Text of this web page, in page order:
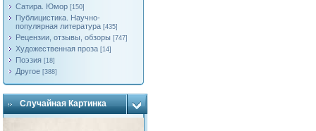
Сатира. Юмор [150]
Публицистика. Научно-
популярная литература [435]
Рецензии, отзывы, обзоры [747]
Художественная проза [14]
Поэзия [18]
Другое [388]
Случайная Картинка